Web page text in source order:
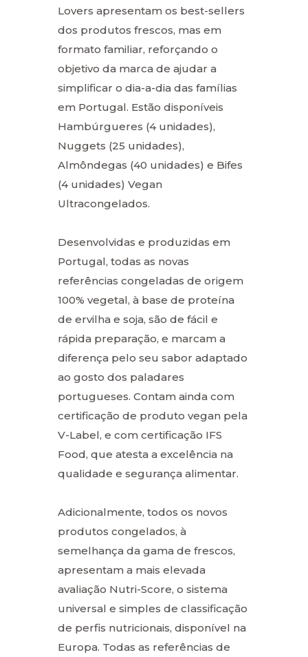
Lovers apresentam os best-sellers
dos produtos frescos, mas em
formato familiar, reforçando o
objetivo da marca de ajudar a
simplificar o dia-a-dia das famílias
em Portugal. Estão disponíveis
Hambúrgueres (4 unidades),
Nuggets (25 unidades),
Almôndegas (40 unidades) e Bifes
(4 unidades) Vegan
Ultracongelados.
Desenvolvidas e produzidas em
Portugal, todas as novas
referências congeladas de origem
100% vegetal, à base de proteína
de ervilha e soja, são de fácil e
rápida preparação, e marcam a
diferença pelo seu sabor adaptado
ao gosto dos paladares
portugueses. Contam ainda com
certificação de produto vegan pela
V-Label, e com certificação IFS
Food, que atesta a excelência na
qualidade e segurança alimentar.
Adicionalmente, todos os novos
produtos congelados, à
semelhança da gama de frescos,
apresentam a mais elevada
avaliação Nutri-Score, o sistema
universal e simples de classificação
de perfis nutricionais, disponível na
Europa. Todas as referências de